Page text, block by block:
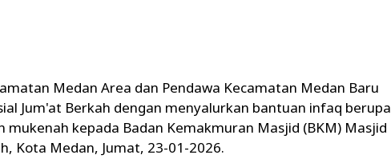
Medan Area dan Pendawa Kecamatan Medan Baru
Jum'at Berkah dengan menyalurkan bantuan infaq berupa
mukenah kepada Badan Kemakmuran Masjid (BKM) Masjid
Kota Medan, Jumat, 23-01-2026.